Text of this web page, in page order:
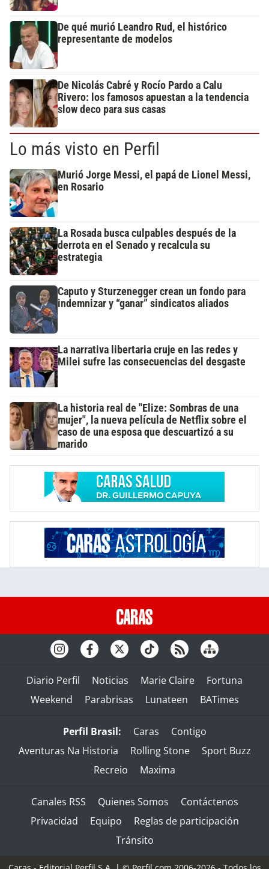
De qué murió Leandro Rud, el histórico
representante de modelos
De Nicolás Cabré y Rocío Pardo a Calu
Rivero: los famosos apuestan a la tendencia
slow deco para sus casas
Lo más visto en Perfil
Murió Jorge Messi, el papá de Lionel Messi,
en Rosario
La Rosada busca culpables después de la
derrota en el Senado y recalcula su
estrategia
Caputo y Sturzenegger crean un fondo para
indemnizar y “ganar” sindicatos aliados
La narrativa libertaria cruje en las redes y
Milei sufre las consecuencias del desgaste
La historia real de "Elize: Sombras de una
mujer", la nueva película de Netflix sobre el
caso de una esposa que descuartizó a su
marido
Diario Perfil Noticias Marie Claire
Fortuna
Weekend
Parabrisas Lunateen BATimes
Perfil Brasil: Caras
Contigo
Aventuras Na Historia
Rolling Stone
Sport Buzz
Recreio
Maxima
Canales RSS Quienes Somos
Contáctenos
Privacidad
Equipo
Reglas de participación
Tránsito